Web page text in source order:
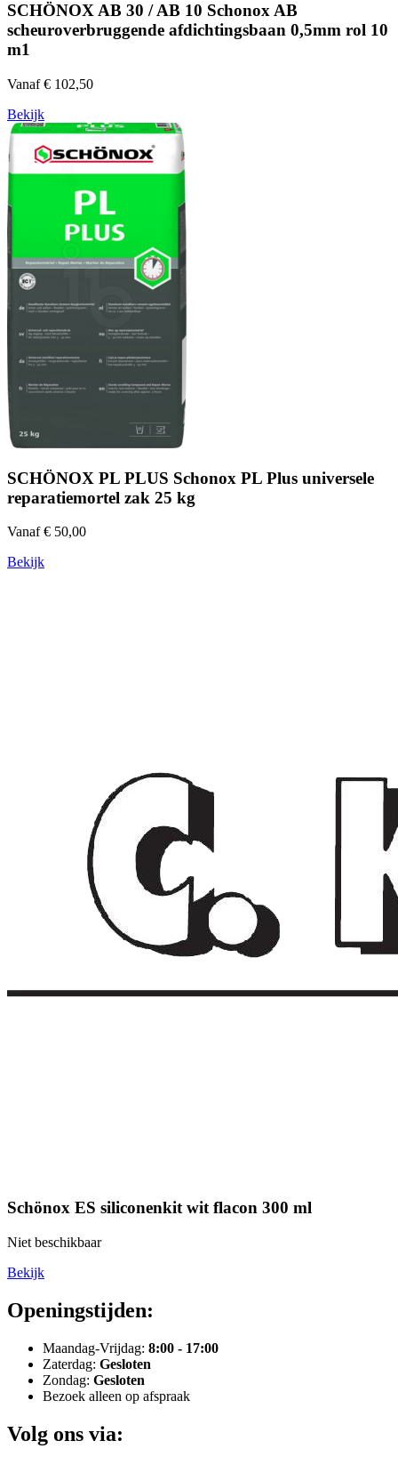
SCHÖNOX AB 30 / AB 10 Schonox AB
scheuroverbruggende afdichtingsbaan 0,5mm rol 10
m1
Vanaf € 102,50
Bekijk
SCHÖNOX PL PLUS Schonox PL Plus universele
reparatiemortel zak 25 kg
Vanaf € 50,00
Bekijk
Schönox ES siliconenkit wit flacon 300 ml
Niet beschikbaar
Bekijk
Openingstijden:
Maandag-Vrijdag: 8:00 - 17:00
Zaterdag: Gesloten
Zondag: Gesloten
Bezoek alleen op afspraak
Volg ons via: